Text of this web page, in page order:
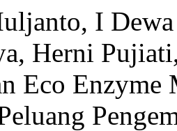
I
Herni
Eco